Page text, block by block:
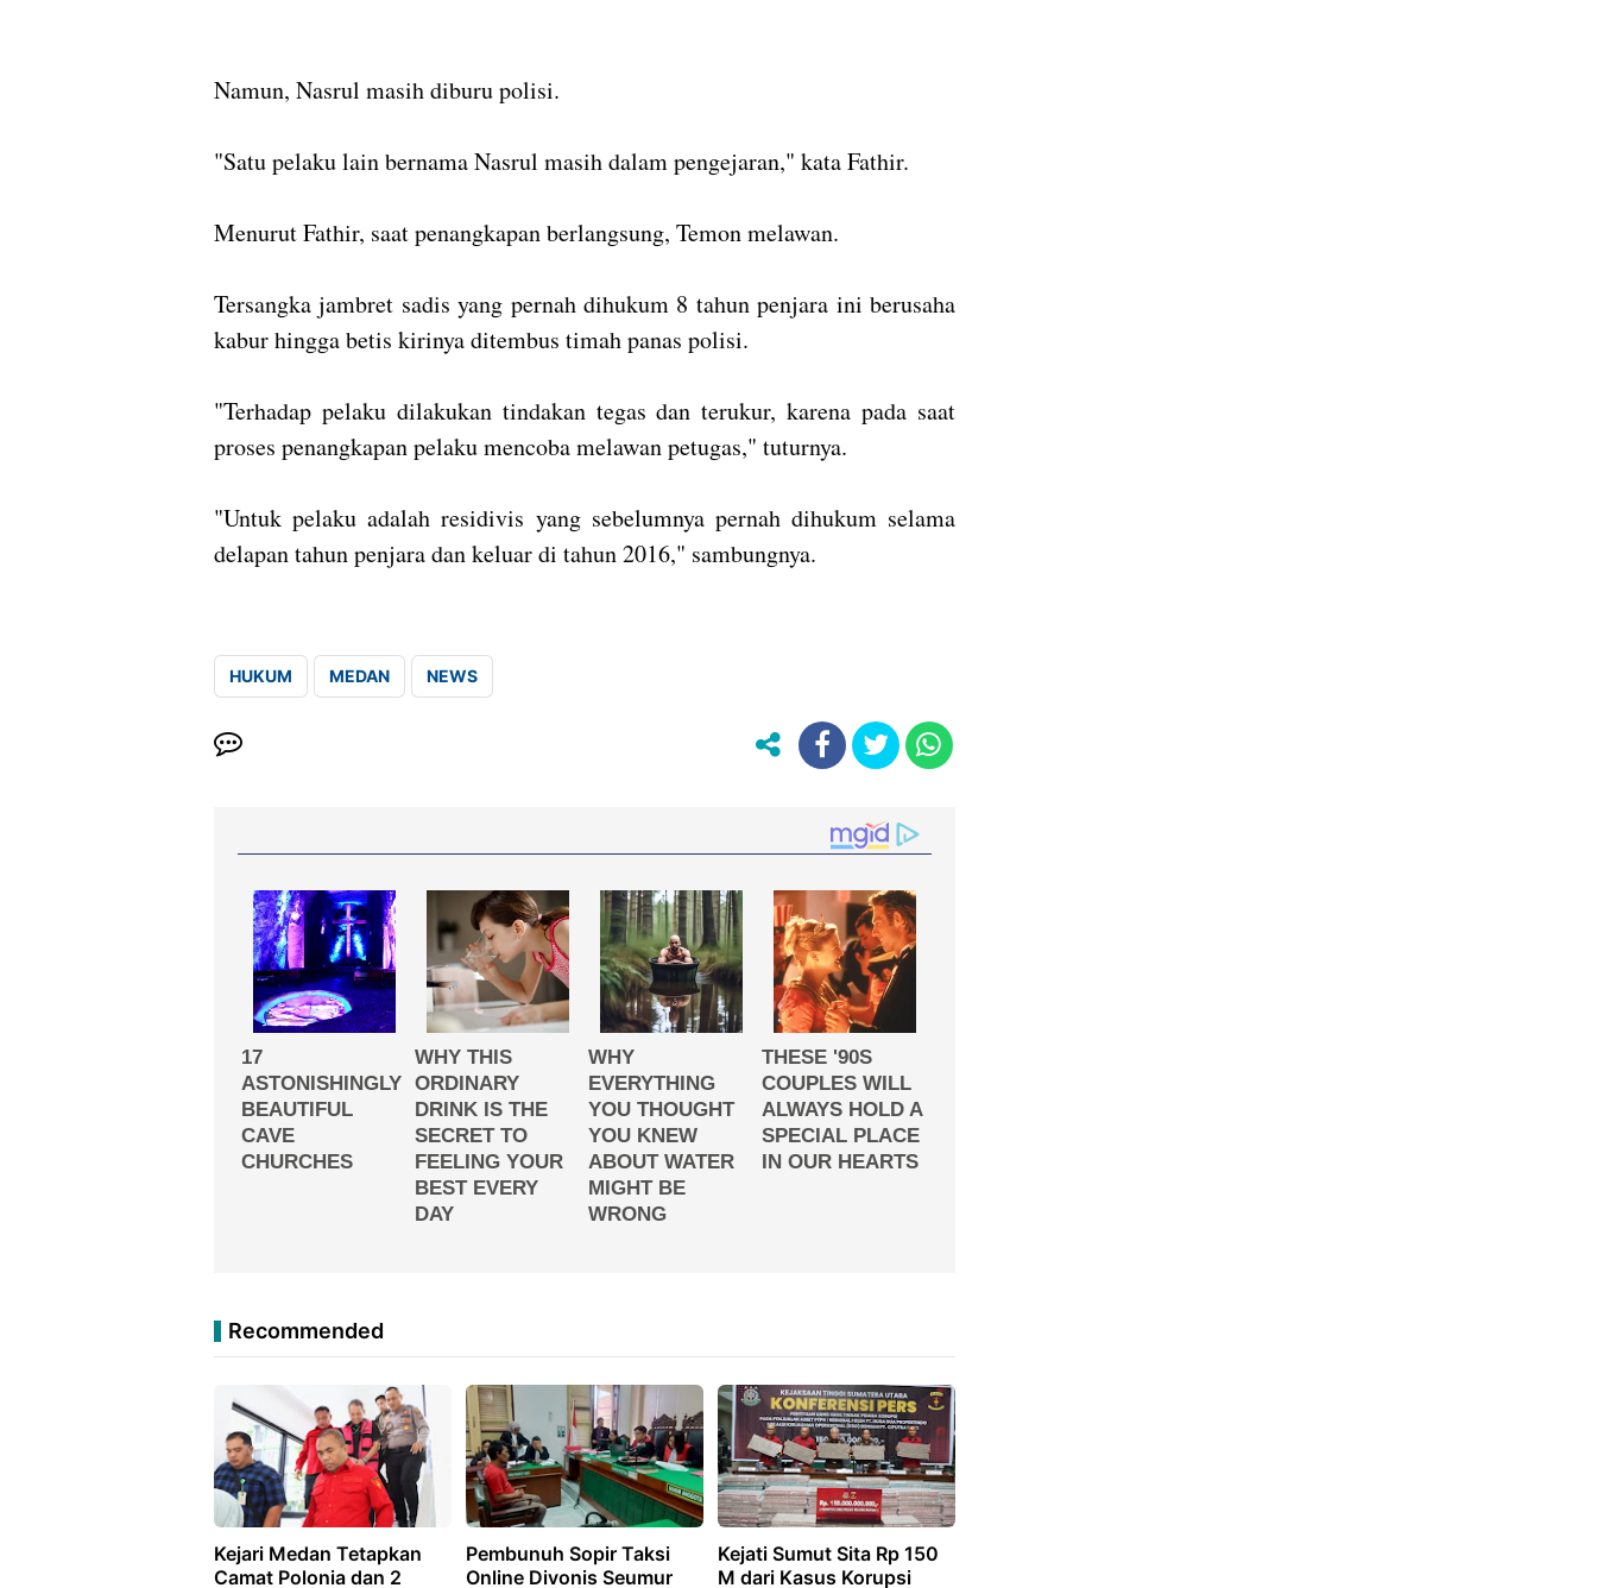
Namun, Nasrul masih diburu polisi.
"Satu pelaku lain bernama Nasrul masih dalam pengejaran," kata Fathir.
Menurut Fathir, saat penangkapan berlangsung, Temon melawan.
Tersangka jambret sadis yang pernah dihukum 8 tahun penjara ini berusaha
kabur hingga betis kirinya ditembus timah panas polisi.
"Terhadap pelaku dilakukan tindakan tegas dan terukur, karena pada saat
proses penangkapan pelaku mencoba melawan petugas," tuturnya.
"Untuk pelaku adalah residivis yang sebelumnya pernah dihukum selama
delapan tahun penjara dan keluar di tahun 2016," sambungnya.
HUKUM MEDAN NEWS
Recommended
Kejari Medan Tetapkan
Camat Polonia dan 2
Pembunuh Sopir Taksi
Online Divonis Seumur
Kejati Sumut Sita Rp 150
M dari Kasus Korupsi